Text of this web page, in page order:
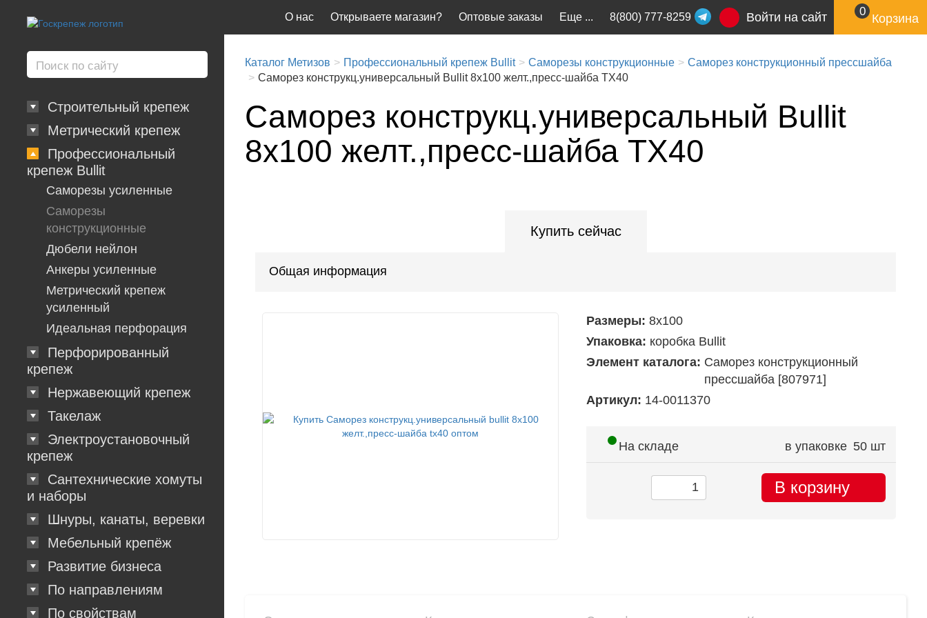
Строительный крепеж
Метрический крепеж
Профессиональный
крепеж Bullit
Саморезы усиленные
Саморезы
конструкционные
Дюбели нейлон
Анкеры усиленные
Метрический крепеж
усиленный
Идеальная перфорация
Перфорированный
крепеж
Нержавеющий крепеж
Такелаж
Электроустановочный
крепеж
Сантехнические хомуты
и наборы
Шнуры, канаты, веревки
Мебельный крепёж
Развитие бизнеса
По направлениям
По свойствам
Еще ...
О нас Открываете магазин? Оптовые заказы 8(800) 777-8259 Войти на сайт 0
Корзина
Каталог Метизов Профессиональный крепеж Bullit Саморезы конструкционные
Саморез конструкционный прессшайба
Саморез конструкц.универсальный Bullit 8х100 желт.,пресс-шайба TX40
Саморез конструкц.универсальный Bullit
8х100 желт.,пресс-шайба TX40
Купить сейчас
Общая информация
Размеры: 8х100
Упаковка: коробка Bullit
Элемент каталога: Саморез конструкционный
прессшайба [807971]
Артикул: 14-0011370
На складе в упаковке 50 шт
В корзину